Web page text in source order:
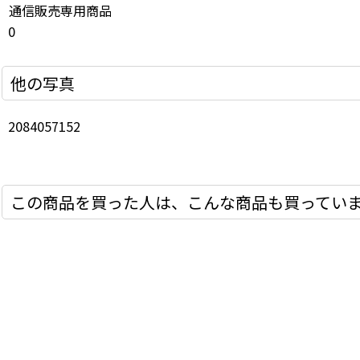
通信販売専用商品
0
他の写真
2084057152
この商品を買った人は、こんな商品も買ってい